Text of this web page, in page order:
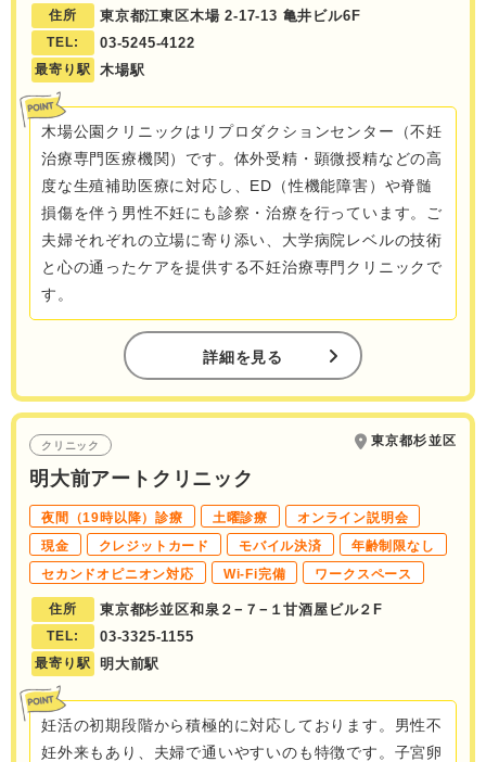
住所 東京都江東区木場 2-17-13 亀井ビル6F
TEL: 03-5245-4122
最寄り駅 木場駅
木場公園クリニックはリプロダクションセンター（不妊
治療専門医療機関）です。体外受精・顕微授精などの高
度な生殖補助医療に対応し、ED（性機能障害）や脊髄
損傷を伴う男性不妊にも診察・治療を行っています。ご
夫婦それぞれの立場に寄り添い、大学病院レベルの技術
と心の通ったケアを提供する不妊治療専門クリニックで
す。
詳細を見る
クリニック 東京都杉並区
明大前アートクリニック
夜間（19時以降）診療 土曜診療
オンライン説明会
現金
クレジットカード モバイル決済
年齢制限なし
セカンドオピニオン対応
Wi-Fi完備 ワークスペース
住所 東京都杉並区和泉２−７−１甘酒屋ビル２F
TEL: 03-3325-1155
最寄り駅 明大前駅
妊活の初期段階から積極的に対応しております。男性不
妊外来もあり、夫婦で通いやすいのも特徴です。子宮卵